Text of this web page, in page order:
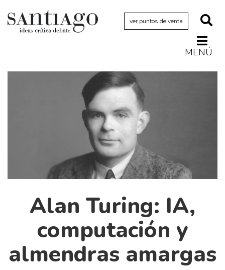
ver puntos de venta
MENÚ
Arquetipos de situación
Críticas
Diccionario portátil de la literatura chilena
Documentos
Alan Turing: IA,
computación y
almendras amargas